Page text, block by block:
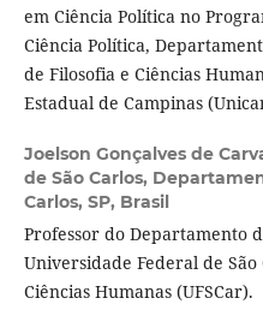
em Ciência Política no
Ciência Política,
de Filosofia e Ciências
Estadual de Campinas
Joelson Gonçalves de
de São Carlos,
Carlos, SP, Brasil
Professor do Departamento
Universidade Federal de
Ciências Humanas (UFSCar).